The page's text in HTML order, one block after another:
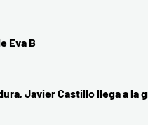
Eva B
Javier Castillo llega a la